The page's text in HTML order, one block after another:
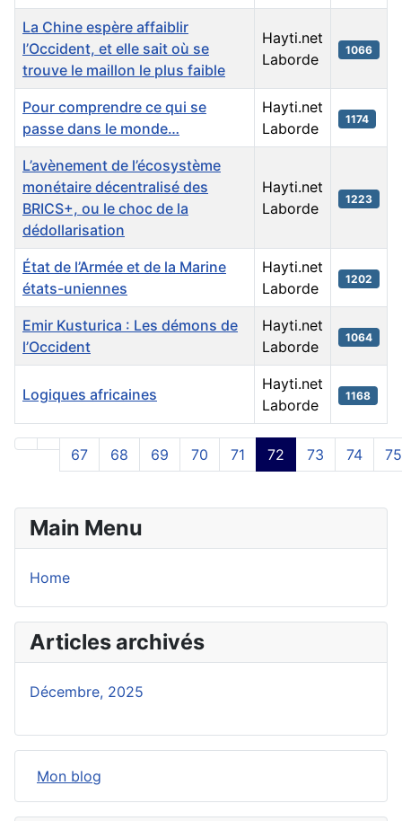
Articles
La Chine espère affaiblir
l’Occident, et elle sait où se
trouve le maillon le plus faible
Hayti.net
Laborde
1066
Pour comprendre ce qui se
passe dans le monde…
Hayti.net
Laborde
1174
L’avènement de l’écosystème
monétaire décentralisé des
BRICS+, ou le choc de la
dédollarisation
Hayti.net
Laborde
1223
État de l’Armée et de la Marine
états-uniennes
Hayti.net
Laborde
1202
Emir Kusturica : Les démons de
l’Occident
Hayti.net
Laborde
1064
Logiques africaines
Hayti.net
Laborde
1168
Page 72 sur 108
67 68 69 70 71 72 73 74 75
Main Menu
Home
Articles archivés
Décembre, 2025
Mon blog